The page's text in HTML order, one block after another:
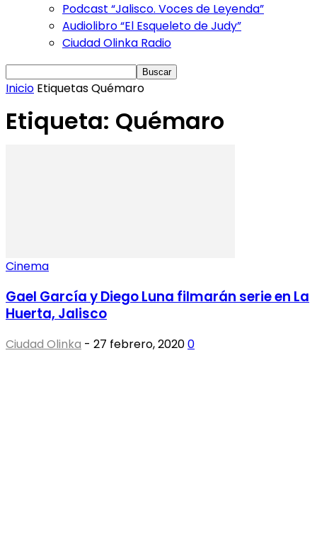
Podcast “Jalisco. Voces de Leyenda”
Audiolibro “El Esqueleto de Judy”
Ciudad Olinka Radio
Inicio EtiquetasQuémaro
Etiqueta: Quémaro
Cinema
Gael García y Diego Luna filmarán serie en La
Huerta, Jalisco
Ciudad Olinka - 27 febrero, 20200